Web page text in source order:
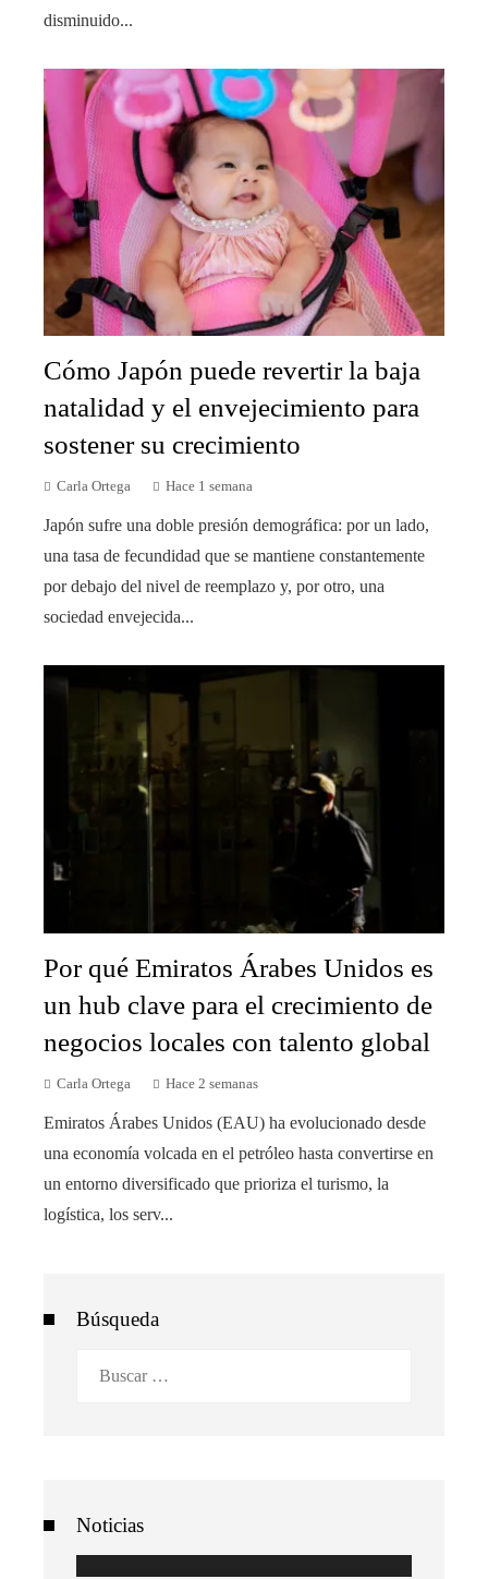
disminuido...
Cómo Japón puede revertir la baja
natalidad y el envejecimiento para
sostener su crecimiento
Carla Ortega Hace 1 semana
Japón sufre una doble presión demográfica: por un lado,
una tasa de fecundidad que se mantiene constantemente
por debajo del nivel de reemplazo y, por otro, una
sociedad envejecida...
Por qué Emiratos Árabes Unidos es
un hub clave para el crecimiento de
negocios locales con talento global
Carla Ortega Hace 2 semanas
Emiratos Árabes Unidos (EAU) ha evolucionado desde
una economía volcada en el petróleo hasta convertirse en
un entorno diversificado que prioriza el turismo, la
logística, los serv...
Búsqueda
Noticias